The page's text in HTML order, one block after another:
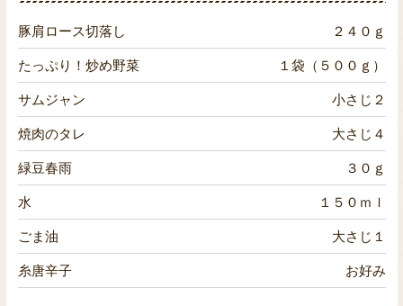
豚肩ロース切落し ２４０ｇ
たっぷり！炒め野菜 １袋（５００ｇ）
サムジャン 小さじ２
焼肉のタレ 大さじ４
緑豆春雨 ３０ｇ
水 １５０ｍｌ
ごま油 大さじ１
糸唐辛子 お好み